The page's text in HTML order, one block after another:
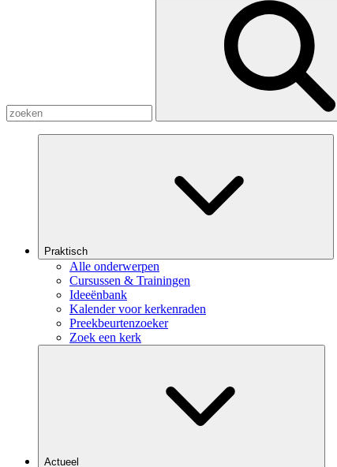
Praktisch
Alle onderwerpen
Cursussen & Trainingen
Ideeënbank
Kalender voor kerkenraden
Preekbeurtenzoeker
Zoek een kerk
Actueel